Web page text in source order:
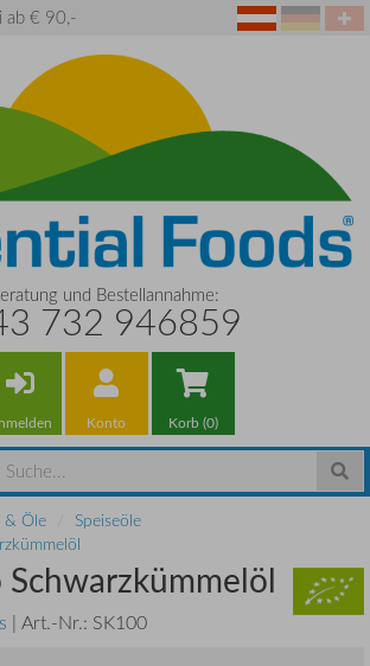
ab € 90,-
und Bestellannahme:
732 946859
Konto Korb (0)
& Öle
Speiseöle
| Art.-Nr.: SK100